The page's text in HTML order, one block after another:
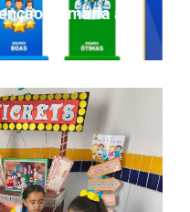
Primária à